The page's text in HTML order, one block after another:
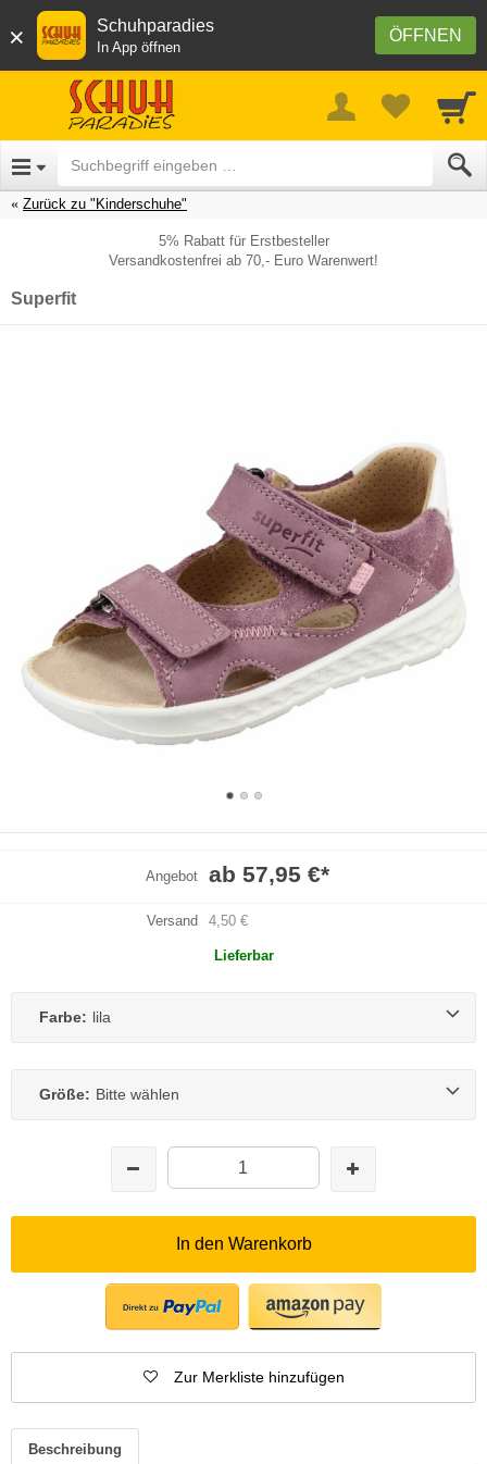
× ÖFFNEN
Schuhparadies
In App öffnen
Zurück zu "Kinderschuhe"
5% Rabatt für Erstbesteller
Versandkostenfrei ab 70,- Euro Warenwert!
Superfit
Angebot ab 57,95 €*
Versand 4,50 €
Lieferbar
Farbe: lila
Größe: Bitte wählen
In den Warenkorb
Zur Merkliste hinzufügen
Beschreibung